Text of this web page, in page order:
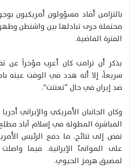
بالتزامن أفاد مسؤولون أمريكيون
محتملة جرى تبادلها بين واشنطن
الفترة الماضية.
يذكر أن ترامب كان أعرب مؤخراً عن
سريعاً، إلا أنه هدد في الوقت عينه
ضد إيران في حال “تعنتت”.
وكان الجانبان الأمريكي والإيراني
المباشرة المطولة في إسلام آباد
تفض إلى نتائج. ما دفع الرئيس
على الموانئ الإيرانية. فيما
لمضيق هرمز الحيوي.